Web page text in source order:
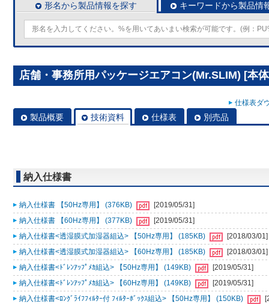
形名から製品情報を探す キーワードから製品情
店舗・事務所用パッケージエアコン(Mr.SLIM) [本
仕様表ダ
製品概要 技術資料 仕様表 別売品
納入仕様書
納入仕様書 【50Hz専用】 (376KB)
[2019/05/31]
納入仕様書 【60Hz専用】 (377KB)
[2019/05/31]
納入仕様書<透湿膜式加湿器組込> 【50Hz専用】 (185KB)
[2018/03/01]
納入仕様書<透湿膜式加湿器組込> 【60Hz専用】 (185KB)
[2018/03/01]
納入仕様書<ﾄﾞﾚﾝｱｯﾌﾟﾒｶ組込> 【50Hz専用】 (149KB)
[2019/05/31]
納入仕様書<ﾄﾞﾚﾝｱｯﾌﾟﾒｶ組込> 【60Hz専用】 (149KB)
[2019/05/31]
納入仕様書<ﾛﾝｸﾞﾗｲﾌﾌｨﾙﾀｰ付 ﾌｨﾙﾀｰﾎﾞｯｸｽ組込> 【50Hz専用】 (150KB)